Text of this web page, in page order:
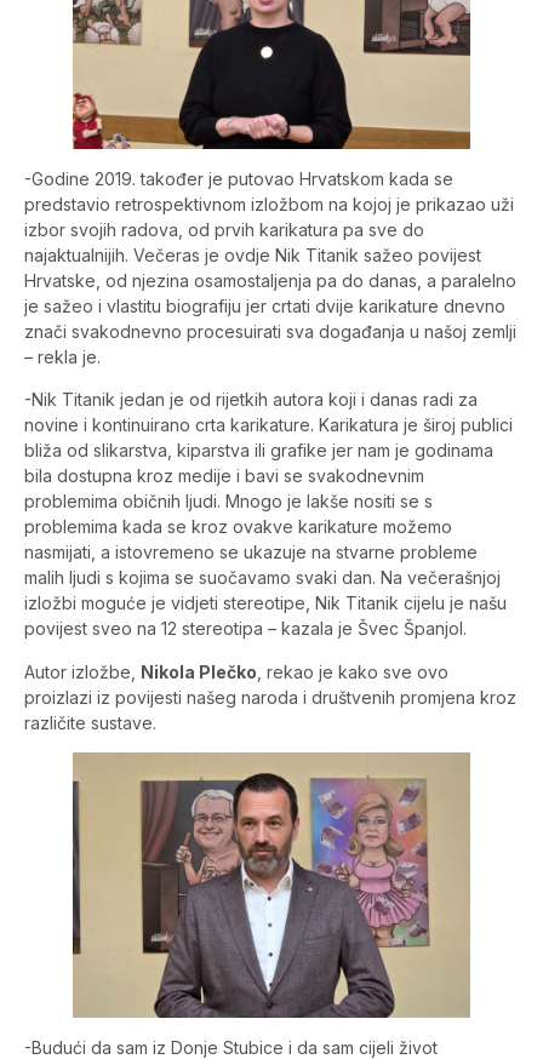
-Godine 2019. također je putovao Hrvatskom kada se
predstavio retrospektivnom izložbom na kojoj je prikazao uži
izbor svojih radova, od prvih karikatura pa sve do
najaktualnijih. Večeras je ovdje Nik Titanik sažeo povijest
Hrvatske, od njezina osamostaljenja pa do danas, a paralelno
je sažeo i vlastitu biografiju jer crtati dvije karikature dnevno
znači svakodnevno procesuirati sva događanja u našoj zemlji
– rekla je.
-Nik Titanik jedan je od rijetkih autora koji i danas radi za
novine i kontinuirano crta karikature. Karikatura je široj publici
bliža od slikarstva, kiparstva ili grafike jer nam je godinama
bila dostupna kroz medije i bavi se svakodnevnim
problemima običnih ljudi. Mnogo je lakše nositi se s
problemima kada se kroz ovakve karikature možemo
nasmijati, a istovremeno se ukazuje na stvarne probleme
malih ljudi s kojima se suočavamo svaki dan. Na večerašnjoj
izložbi moguće je vidjeti stereotipe, Nik Titanik cijelu je našu
povijest sveo na 12 stereotipa – kazala je Švec Španjol.
Autor izložbe, Nikola Plečko , rekao je kako sve ovo
proizlazi iz povijesti našeg naroda i društvenih promjena kroz
različite sustave.
-Budući da sam iz Donje Stubice i da sam cijeli život